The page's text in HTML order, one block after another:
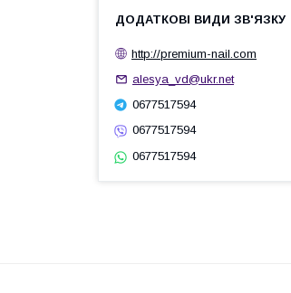
http://premium-nail.com
alesya_vd@ukr.net
0677517594
0677517594
0677517594